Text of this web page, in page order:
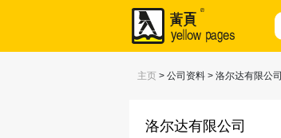
主页 > 公司资料 > 洛尔达有限公司
洛尔达有限公司